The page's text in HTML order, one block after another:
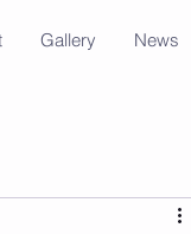
Gallery News